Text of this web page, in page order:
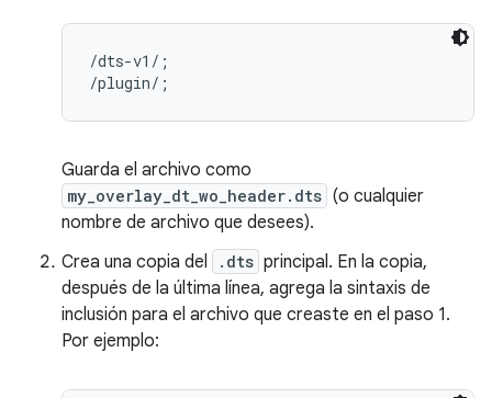
/dts-v1/;
Guarda el archivo como
my_overlay_dt_wo_header.dts (o cualquier
nombre de archivo que desees).
Crea una copia del
.dts principal. En la copia,
después de la última línea, agrega la sintaxis de
inclusión para el archivo que creaste en el paso 1.
Por ejemplo: